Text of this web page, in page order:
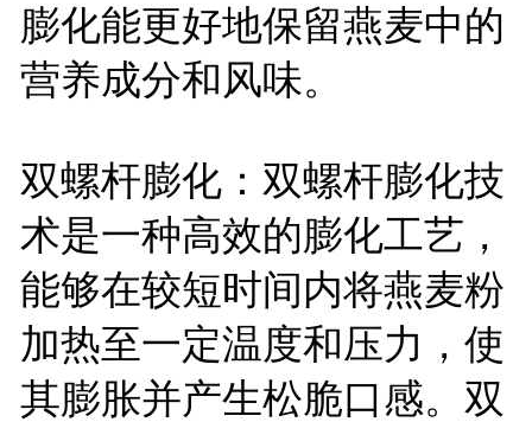
膨化能更好地保留燕麦中的
营养成分和风味。
双螺杆膨化：双螺杆膨化技
术是一种高效的膨化工艺，
能够在较短时间内将燕麦粉
加热至一定温度和压力，使
其膨胀并产生松脆口感。双